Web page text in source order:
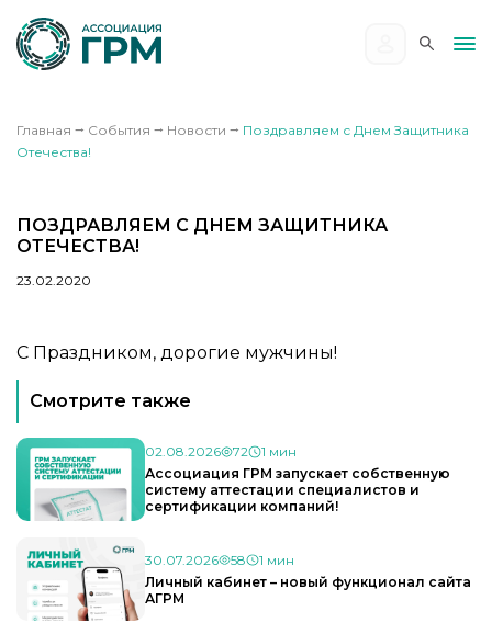
Главная ⭢ События ⭢ Новости ⭢ Поздравляем с Днем Защитника
Отечества!
ПОЗДРАВЛЯЕМ С ДНЕМ ЗАЩИТНИКА
ОТЕЧЕСТВА!
23.02.2020
С Праздником, дорогие мужчины!
Смотрите также
02.08.2026 72
1 мин
Ассоциация ГРМ запускает собственную
систему аттестации специалистов и
сертификации компаний!
30.07.2026 58
1 мин
Личный кабинет – новый функционал сайта
АГРМ